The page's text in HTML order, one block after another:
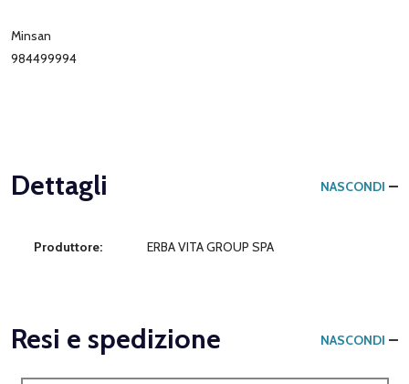
Minsan
984499994
Dettagli NASCONDI
Produttore: ERBA VITA GROUP SPA
Resi e spedizione NASCONDI